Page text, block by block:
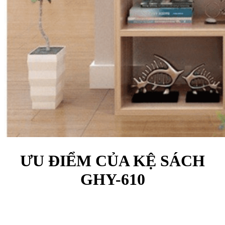
ƯU ĐIỂM CỦA KỆ SÁCH
GHY-610